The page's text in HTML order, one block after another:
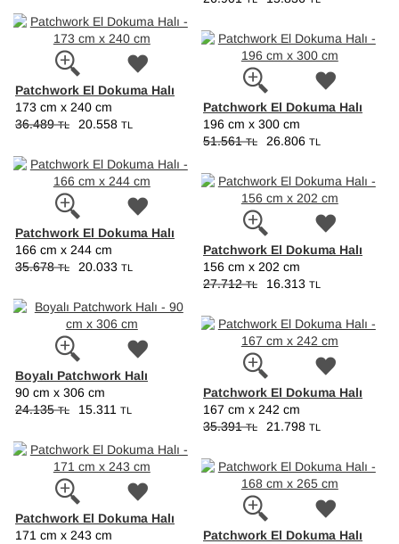
Patchwork El Dokuma Halı
173 cm x 240 cm
36.489TL 20.558 TL
Patchwork El Dokuma Halı
196 cm x 300 cm
51.561TL 26.806 TL
Patchwork El Dokuma Halı
166 cm x 244 cm
35.678TL 20.033 TL
Patchwork El Dokuma Halı
156 cm x 202 cm
27.712TL 16.313 TL
Boyalı Patchwork Halı
90 cm x 306 cm
24.135TL 15.311 TL
Patchwork El Dokuma Halı
167 cm x 242 cm
35.391TL 21.798 TL
Patchwork El Dokuma Halı
171 cm x 243 cm
Patchwork El Dokuma Halı